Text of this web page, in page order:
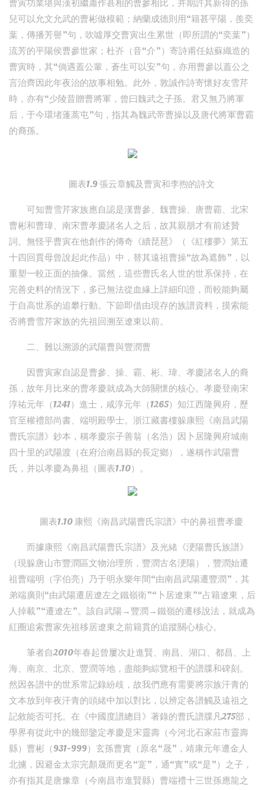
曹寅功業堪與漢初繼蕭作甚相的曹參相比，并期許其新得的孫
兒可以允文允武的曹彬做模範；納蘭成德則用“籍甚平陽，羨奕
葉，傳播芳譽”句，吹噓厚交曹寅出生累世（即所謂的“奕葉”）
流芳的平陽侯曹參世家；杜岕（音“介”）寄詩甫任姑蘇織造的
曹寅時，其“倘遇蓋公輩，蒼生可以安”句，亦用曹參以蓋公之
言治齊因此年夜治的故事相勉。此外，敦誠作詩寄懷好友雪芹
時，亦有“少陵昔贈曹將軍，曾曰魏武之子孫。君又無乃將軍
后，于今環堵蓬蒿屯”句，指其為魏武帝曹操以及唐代將軍曹霸
的裔孫。
圖表1.9 張云章觸及曹寅和李煦的詩文
可知曹雪芹家族應自認是漢曹參、魏曹操、唐曹霸、北宋
曹彬和曹瑋、南宋曹孝慶諸名人之后，故其親朋才有前述贊
詞。無怪乎曹寅在他創作的傳奇《續琵琶》（《紅樓夢》第五
十四回賈母曾說起此作品）中，替其遠祖曹操“故為遮飾”，以
重塑一較正面的抽像。當然，這些曹氏名人世的世系保持，在
完善史料的情況下，多已無法從血緣上詳細印證，而較能夠屬
于自高世系的追攀行動。下節即借由現存的族譜資料，摸索能
否將曹雪芹家族的先祖回溯至遼東以前。
二、難以溯源的武陽曹與豐潤曹
因曹寅家自認是曹參、操、霸、彬、瑋、孝慶諸名人的裔
孫，故年月比來的曹孝慶就成為大師關懷的核心。孝慶登南宋
淳祐元年（1241）進士，咸淳元年（1265）知江西隆興府，歷
官至權禮部尚書、端明殿學士。浙江藏書樓躲康熙《南昌武陽
曹氏宗譜》鈔本，稱孝慶宗子善翁（名浩）因卜居隆興府城南
四十里的武陽渡（在府治南昌縣的長定鄉），遂稱作武陽曹
氏，并以孝慶為鼻祖（圖表1.10）。
圖表1.10 康熙《南昌武陽曹氏宗譜》中的鼻祖曹孝慶
而據康熙《南昌武陽曹氏宗譜》及光緒《浭陽曹氏族譜》
（現躲唐山市豐潤區文物治理所，豐潤古名浭陽），豐潤始遷
祖曹端明（字伯亮）乃于明永樂年間“由南昌武陽遷豐潤”，其
弟端廣則“由武陽遷居遼左之鐵嶺衛”“卜居遼東”“占籍遼東，后
人掉載”“遷遼左”。該自武陽→豐潤→鐵嶺的遷移說法，就成為
紅圈追索曹家先祖移居遼東之前籍貫的追蹤關心核心。
筆者自2010年春起曾屢次赴進賢、南昌、湖口、都昌、上
海、南京、北京、豐潤等地，盡能夠綜覽相干的譜牒和碑刻。
然因各譜中的世系常記錄紛歧，故我們應有需要將宗族汗青的
文本放到年夜汗青的頭緒中加以對比，以辨定各譜觸及遠祖之
記敘能否可托。在《中國度譜總目》著錄的曹氏譜牒凡275部，
學界有從此中的幾部鑒定孝慶是宋靈壽（今河北石家莊市靈壽
縣）曹彬（931-999）玄孫曹實（原名“晟”，靖康元年遭金人
北擄，因避金太宗完顏晟而更名“寔”，通“實”或“是”）之子，
亦有指其是唐豫章（今南昌市進賢縣）曹端禮十三世孫應龍之